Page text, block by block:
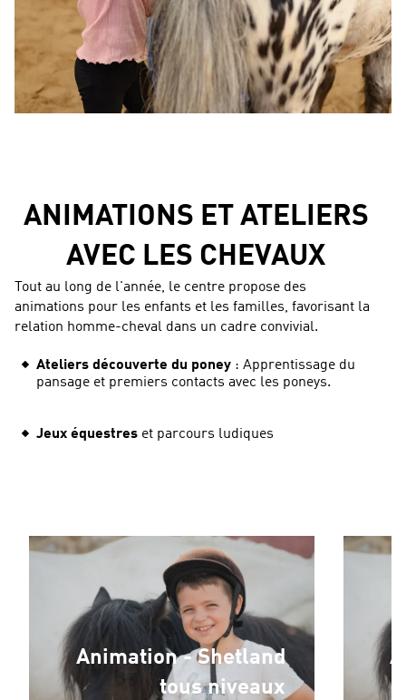
ANIMATIONS ET ATELIERS
AVEC LES CHEVAUX
Tout au long de l'année, le centre propose des
animations pour les enfants et les familles, favorisant la
relation homme-cheval dans un cadre convivial.
Ateliers découverte du poney : Apprentissage du
pansage et premiers contacts avec les poneys.
Jeux équestres et parcours ludiques
Animation - Shetland
tous niveaux